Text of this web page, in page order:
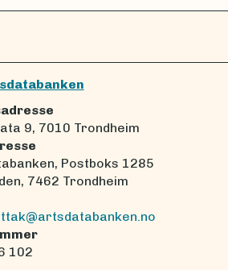
9, 7010 Trondheim
Postboks 1285
7462 Trondheim
102